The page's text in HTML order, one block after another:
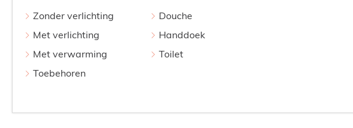
Zonder verlichting
Met verlichting
Met verwarming
Toebehoren
Douche
Handdoek
Toilet